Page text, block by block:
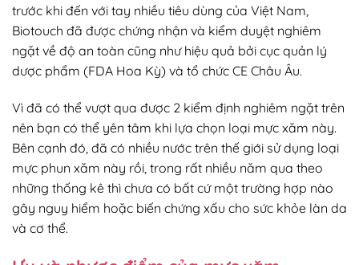
trước khi đến với tay nhiều tiêu dùng của Việt Nam,
Biotouch đã được chứng nhận và kiểm duyệt nghiêm
ngặt về độ an toàn cũng như hiệu quả bởi cục quản lý
dược phẩm (FDA Hoa Kỳ) và tổ chức CE Châu Âu.
Vì đã có thể vượt qua được 2 kiểm định nghiêm ngặt trên
nên bạn có thể yên tâm khi lựa chọn loại mực xăm này.
Bên cạnh đó, đã có nhiều nước trên thế giới sử dụng loại
mực phun xăm này rồi, trong rất nhiều năm qua theo
những thống kê thì chưa có bất cứ một trường hợp nào
gây nguy hiểm hoặc biến chứng xấu cho sức khỏe làn da
và cơ thể.